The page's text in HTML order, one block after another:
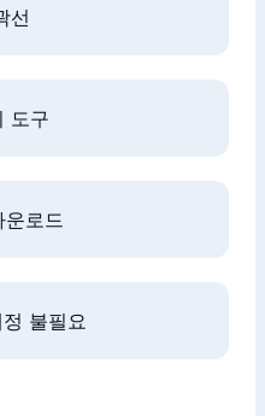
선
도구
로드
불필요